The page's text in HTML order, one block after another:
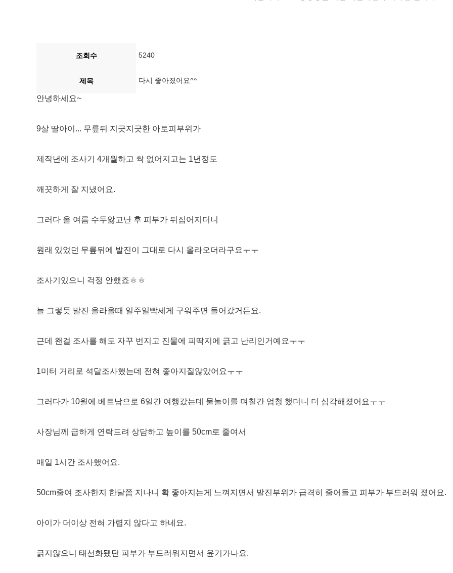
조회수 5240
제목 다시 좋아졌어요^^
안녕하세요~
9살 딸아이... 무릎뒤 지긋지긋한 아토피부위가
제작년에 조사기 4개월하고 싹 없어지고는 1년정도
깨끗하게 잘 지냈어요.
그러다 올 여름 수두앓고난 후 피부가 뒤집어지더니
원래 있었던 무릎뒤에 발진이 그대로 다시 올라오더라구요ㅜㅜ
조사기있으니 걱정 안했죠ㅎㅎ
늘 그렇듯 발진 올라올때 일주일빡세게 구워주면 들어갔거든요.
근데 왠걸 조사를 해도 자꾸 번지고 진물에 피딱지에 긁고 난리인거예요ㅜㅜ
1미터 거리로 석달조사했는데 전혀 좋아지질않았어요ㅜㅜ
​그러다가 10월에 베트남으로 6일간 여행갔는데 물놀이를 며칠간 엄청 했더니 더 심각해졌어요ㅜㅜ
사장님께 급하게 연락드려 상담하고 높이를 50cm로 줄여서
매일 1시간 조사했어요.
50cm줄여 조사한지 한달쯤 지나니 확 좋아지는게 느껴지면서 발진부위가 급격히 줄어들고 피부가 부드러워 졌어요.
아이가 더이상 전혀 가렵지 않다고 하네요.
긁지않으니 태선화됐던 피부가 부드러워지면서 윤기가나요.